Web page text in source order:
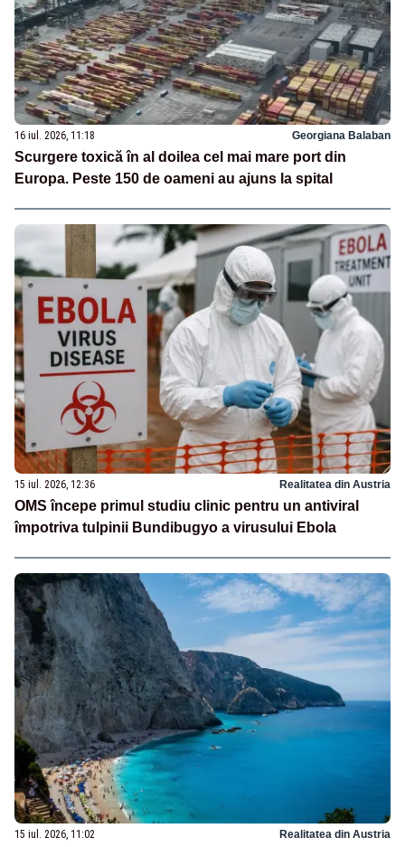
16 iul. 2026, 11:18 Georgiana Balaban
Scurgere toxică în al doilea cel mai mare port din
Europa. Peste 150 de oameni au ajuns la spital
15 iul. 2026, 12:36 Realitatea din Austria
OMS începe primul studiu clinic pentru un antiviral
împotriva tulpinii Bundibugyo a virusului Ebola
15 iul. 2026, 11:02 Realitatea din Austria